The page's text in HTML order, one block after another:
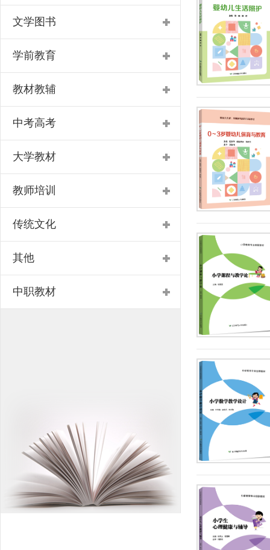
文学图书
学前教育
教材教辅
中考高考
大学教材
教师培训
传统文化
其他
中职教材